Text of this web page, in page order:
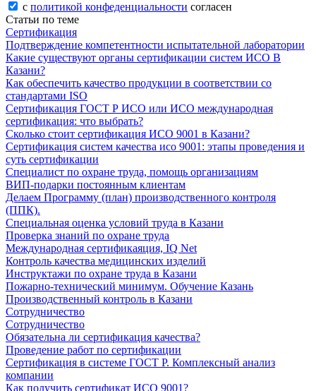
с политикой конфеденциальности согласен
Статьи по теме
Сертификация
Подтверждение компетентности испытательной лаборатории
Какие существуют органы сертификации систем ИСО В
Казани?
Как обеспечить качество продукции в соответствии со
стандартами ISO
Сертификация ГОСТ Р ИСО или ИСО международная
сертификация: что выбрать?
Сколько стоит сертификация ИСО 9001 в Казани?
Сертификация систем качества исо 9001: этапы проведения и
суть сертификации
Специалист по охране труда, помощь организациям
ВИП-подарки постоянным клиентам
Делаем Программу (план) производственного контроля
(ППК).
Специальная оценка условий труда в Казани
Проверка знаний по охране труда
Международная сертификаяция, IQ Net
Контроль качества медицинских изделий
Инструктажи по охране труда в Казани
Пожарно-технический минимум. Обучение Казань
Производственный контроль в Казани
Сотрудничество
Сотрудничество
Обязательна ли сертификация качества?
Проведение работ по сертификации
Сертификация в системе ГОСТ Р. Комплексный анализ
компании
Как получить сертификат ИСО 9001?